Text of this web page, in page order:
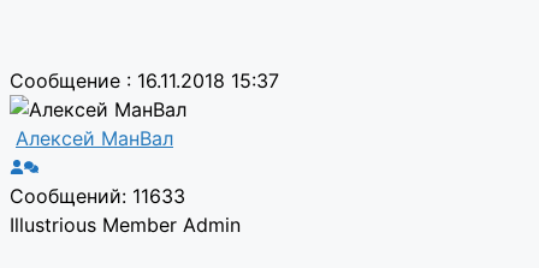
Сообщение : 16.11.2018 15:37
Алексей МанВал
Сообщений: 11633
Illustrious Member Admin